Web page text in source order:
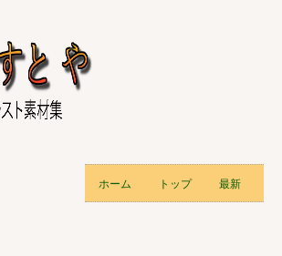
ホーム トップ 最新